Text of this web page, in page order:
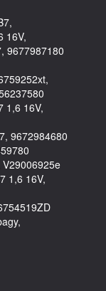
16V,
9677987180
1,6 16V,
9672984680
1,6 16V,